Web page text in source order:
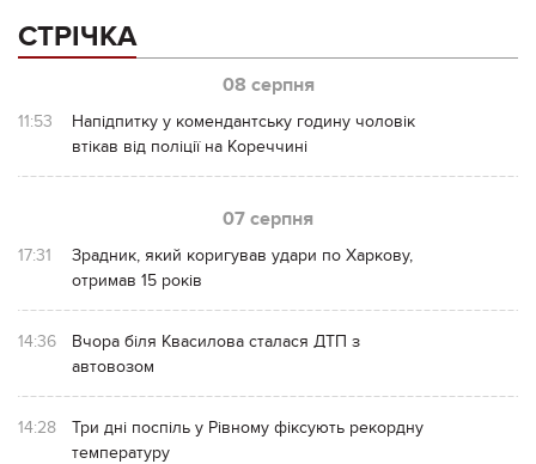
СТРІЧКА
08 серпня
11:53
Напідпитку у комендантську годину чоловік
втікав від поліції на Кореччині
07 серпня
17:31
Зрадник, який коригував удари по Харкову,
отримав 15 років
14:36
Вчора біля Квасилова сталася ДТП з
автовозом
14:28
Три дні поспіль у Рівному фіксують рекордну
температуру